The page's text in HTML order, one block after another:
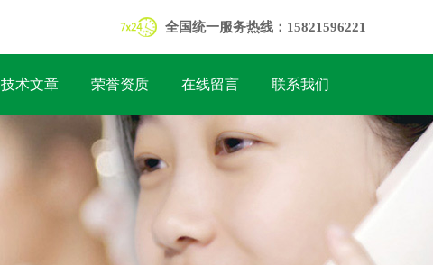
全国统一服务热线：15821596221
技术文章 荣誉资质 在线留言 联系我们